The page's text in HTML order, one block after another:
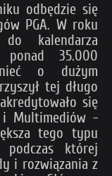
odbędzie się
PGA. W roku
kalendarza
35.000
o dużym
tej długo
się
i Multimediów -
tego typu
której
i rozwiązania z